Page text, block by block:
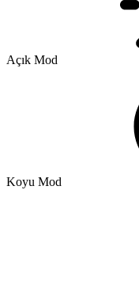
Açık Mod
Koyu Mod